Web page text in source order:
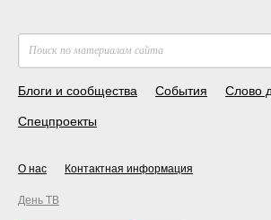
Блоги и сообщества События Слово
Спецпроекты
О нас Контактная информация
День ТВ